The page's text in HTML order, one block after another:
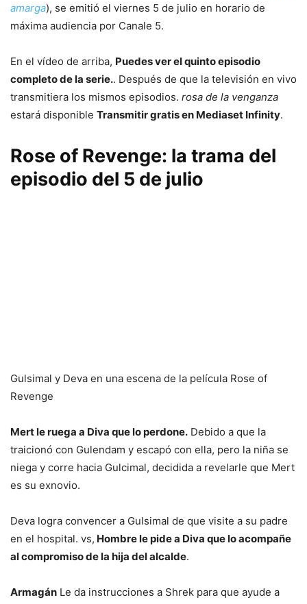
amarga), se emitió el viernes 5 de julio en horario de
máxima audiencia por Canale 5.
En el vídeo de arriba, Puedes ver el quinto episodio
completo de la serie.. Después de que la televisión en vivo
transmitiera los mismos episodios. rosa de la venganza
estará disponible Transmitir gratis en Mediaset Infinity.
Rose of Revenge: la trama del
episodio del 5 de julio
Gulsimal y Deva en una escena de la película Rose of
Revenge
Mert le ruega a Diva que lo perdone. Debido a que la
traicionó con Gulendam y escapó con ella, pero la niña se
niega y corre hacia Gulcimal, decidida a revelarle que Mert
es su exnovio.
Deva logra convencer a Gulsimal de que visite a su padre
en el hospital. vs, Hombre le pide a Diva que lo acompañe
al compromiso de la hija del alcalde.
Armagán Le da instrucciones a Shrek para que ayude a